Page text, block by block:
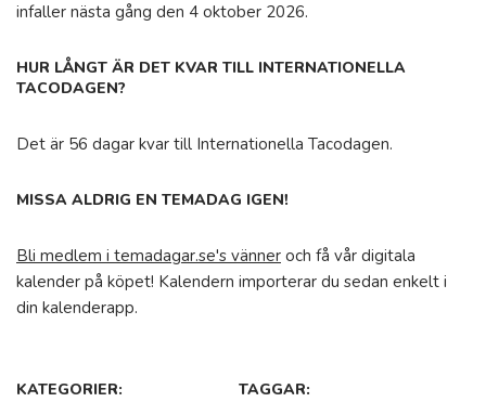
infaller nästa gång den 4 oktober 2026.
HUR LÅNGT ÄR DET KVAR TILL INTERNATIONELLA
TACODAGEN?
Det är 56 dagar kvar till Internationella Tacodagen.
MISSA ALDRIG EN TEMADAG IGEN!
Bli medlem i temadagar.se's vänner och få vår digitala
kalender på köpet! Kalendern importerar du sedan enkelt i
din kalenderapp.
KATEGORIER: TAGGAR: